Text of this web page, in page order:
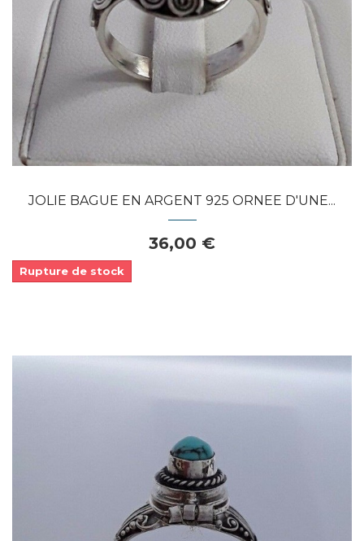
Dans mon panier
APERÇU RAPIDE
JOLIE BAGUE EN ARGENT 925 ORNEE D'UNE...
36,00 €
Rupture de stock